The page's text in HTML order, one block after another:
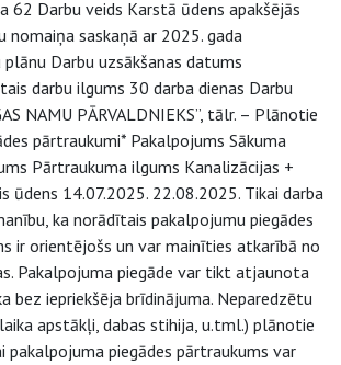
62 Darbu veids Karstā ūdens apakšējās
nomaiņa saskaņā ar 2025. gada
Darbu uzsākšanas datums
darbu ilgums 30 darba dienas Darbu
NAMU PĀRVALDNIEKS”, tālr. – Plānotie
pārtraukumi* Pakalpojums Sākuma
Pārtraukuma ilgums Kanalizācijas +
ūdens 14.07.2025. 22.08.2025. Tikai darba
ka norādītais pakalpojumu piegādes
ir orientējošs un var mainīties atkarībā no
Pakalpojuma piegāde var tikt atjaunota
bez iepriekšēja brīdinājuma. Neparedzētu
apstākļi, dabas stihija, u.tml.) plānotie
pakalpojuma piegādes pārtraukums var